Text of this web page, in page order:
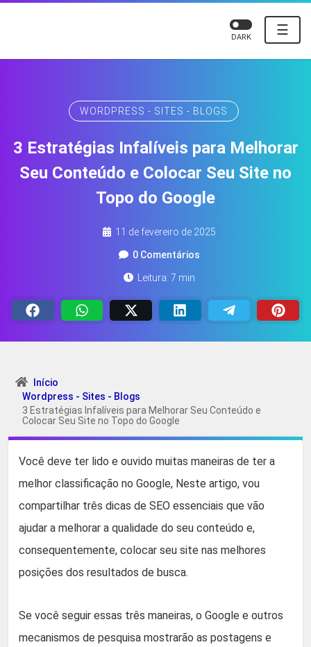
☰
DARK
WORDPRESS - SITES - BLOGS
3 Estratégias Infalíveis para Melhorar
Seu Conteúdo e Colocar Seu Site no
Topo do Google
11 de fevereiro de 2025
0 Comentários
Leitura: 7 min
Início
Wordpress - Sites - Blogs
3 Estratégias Infalíveis para Melhorar Seu Conteúdo e
Colocar Seu Site no Topo do Google
Você deve ter lido e ouvido muitas maneiras de ter a
melhor classificação no Google, Neste artigo, vou
compartilhar três dicas de SEO essenciais que vão
ajudar a melhorar a qualidade do seu conteúdo e,
consequentemente, colocar seu site nas melhores
posições dos resultados de busca.
Se você seguir essas três maneiras, o Google e outros
mecanismos de pesquisa mostrarão as postagens e